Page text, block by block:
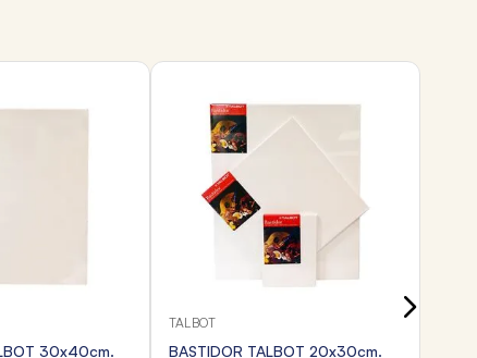
30x40cm.
TALBOT
BASTIDOR TALBOT 20x30cm.